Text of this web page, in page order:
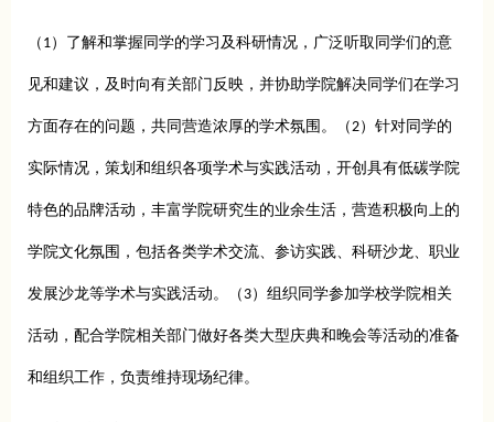
（1）了解和掌握同学的学习及科研情况，广泛听取同学们的意
见和建议，及时向有关部门反映，并协助学院解决同学们在学习
方面存在的问题，共同营造浓厚的学术氛围。（2）针对同学的
实际情况，策划和组织各项学术与实践活动，开创具有低碳学院
特色的品牌活动，丰富学院研究生的业余生活，营造积极向上的
学院文化氛围，包括各类学术交流、参访实践、科研沙龙、职业
发展沙龙等学术与实践活动。（3）组织同学参加学校学院相关
活动，配合学院相关部门做好各类大型庆典和晚会等活动的准备
和组织工作，负责维持现场纪律。